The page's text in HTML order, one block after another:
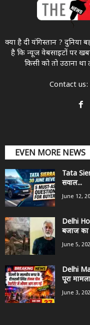
क्या है दी यंगिस्तान ? दुनिया
है कि न्यूज वेबसाइटों पर
किसी को तो उठाना
Contact us:
EVEN MORE NEWS
Tata
सवाल...
June 12,
Delhi
बजाज का
June 5,
Delhi
पूरा
June 3,